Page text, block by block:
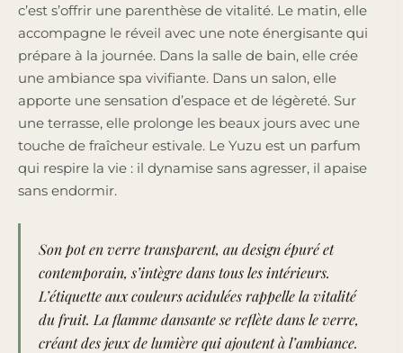
c’est s’offrir une parenthèse de vitalité. Le matin, elle
accompagne le réveil avec une note énergisante qui
prépare à la journée. Dans la salle de bain, elle crée
une ambiance spa vivifiante. Dans un salon, elle
apporte une sensation d’espace et de légèreté. Sur
une terrasse, elle prolonge les beaux jours avec une
touche de fraîcheur estivale. Le Yuzu est un parfum
qui respire la vie : il dynamise sans agresser, il apaise
sans endormir.
Son pot en verre transparent, au design épuré et
contemporain, s’intègre dans tous les intérieurs.
L’étiquette aux couleurs acidulées rappelle la vitalité
du fruit. La flamme dansante se reflète dans le verre,
créant des jeux de lumière qui ajoutent à l’ambiance.